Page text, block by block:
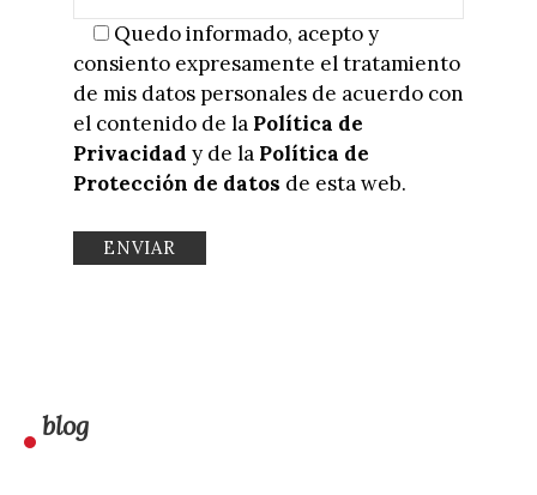
Quedo informado, acepto y
consiento expresamente el tratamiento
de mis datos personales de acuerdo con
el contenido de la Política de
Privacidad y de la Política de
Protección de datos de esta web.
blog